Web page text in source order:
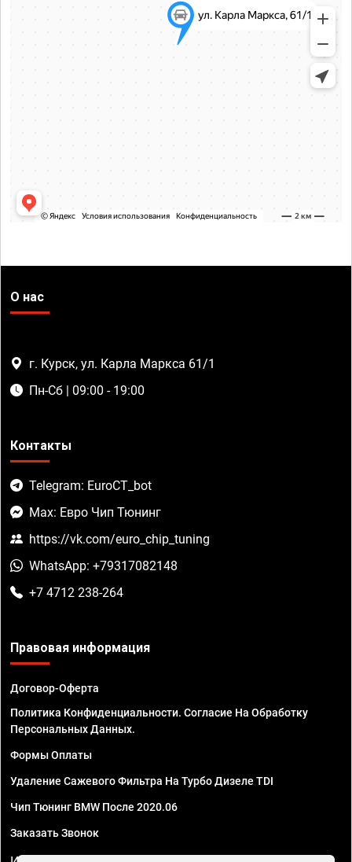
О нас
г. Курск, ул. Карла Маркса 61/1
Пн-Сб | 09:00 - 19:00
Контакты
Telegram: EuroCT_bot
Max: Евро Чип Тюнинг
https://vk.com/euro_chip_tuning
WhatsApp: +79317082148
+7 4712 238-264
Правовая информация
Договор-Оферта
Политика Конфиденциальности. Согласие На Обработку
Персональных Данных.
Формы Оплаты
Удаление Сажевого Фильтра На Турбо Дизеле TDI
Чип Тюнинг BMW После 2020.06
Заказать Звонок